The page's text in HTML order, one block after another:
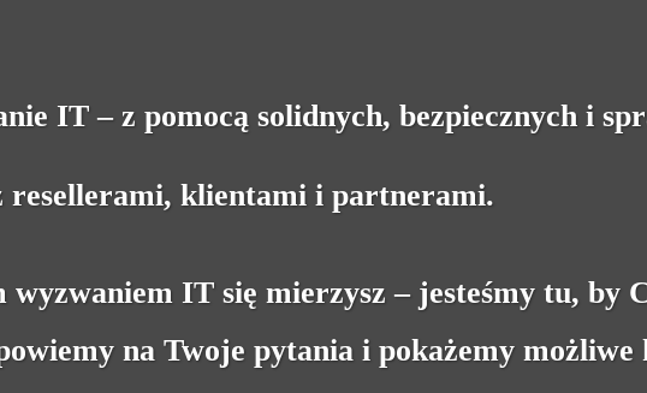
IT – z pomocą solidnych, bezpiecznych i
resellerami, klientami i partnerami.
IT się mierzysz – jesteśmy tu, by
na Twoje pytania i pokażemy